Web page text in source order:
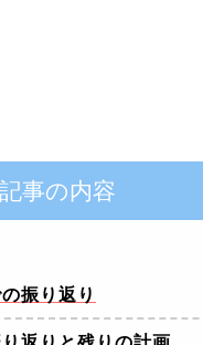
事の内容
振り返り